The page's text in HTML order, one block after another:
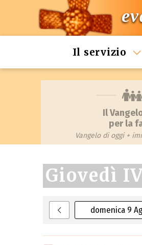
Il servizio
Il
per la
Vangelo di oggi +
domenica 9
Giovedì